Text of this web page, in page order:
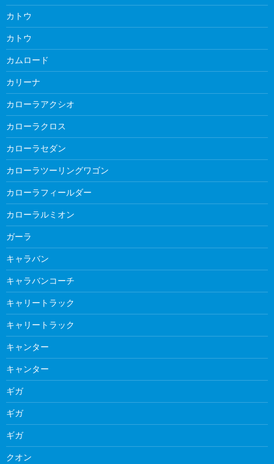
カトウ
カトウ
カムロード
カリーナ
カローラアクシオ
カローラクロス
カローラセダン
カローラツーリングワゴン
カローラフィールダー
カローラルミオン
ガーラ
キャラバン
キャラバンコーチ
キャリートラック
キャリートラック
キャンター
キャンター
ギガ
ギガ
ギガ
クオン